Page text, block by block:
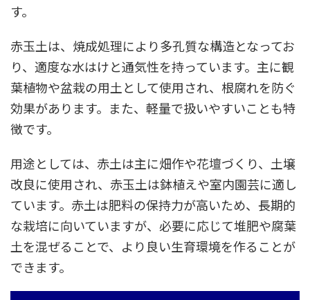
す。
赤玉土は、焼成処理により多孔質な構造となってお
り、適度な水はけと通気性を持っています。主に観
葉植物や盆栽の用土として使用され、根腐れを防ぐ
効果があります。また、軽量で扱いやすいことも特
徴です。
用途としては、赤土は主に畑作や花壇づくり、土壌
改良に使用され、赤玉土は鉢植えや室内園芸に適し
ています。赤土は肥料の保持力が高いため、長期的
な栽培に向いていますが、必要に応じて堆肥や腐葉
土を混ぜることで、より良い生育環境を作ることが
できます。